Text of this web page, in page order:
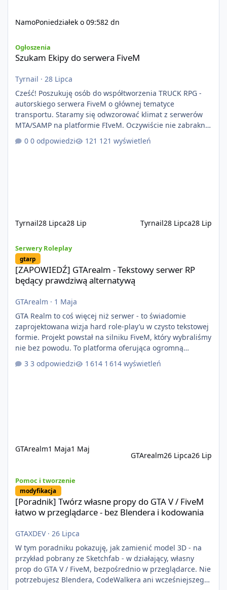
NamoPoniedziałek o 09:582 dn
Ogłoszenia
Szukam Ekipy do serwera FiveM
Tyrnail · 28 Lipca
Cześć! Poszukuję osób do współtworzenia TRUCK RPG -
autorskiego serwera FiveM o głównej tematyce
transportu. Staramy się odwzorować klimat z serwerów
MTA/SAMP na platformie FIveM. Oczywiście nie zabraknie
kontentu dla graczy którzy chcą robić coś innego niż
jeździć ciężarówką. Projekt tworzony jest od podstaw z
0 odpowiedzi 121 wyświetleń
Tyrnail28 Lipca28 Lip Tyrnail28 Lipca28 Lip
Serwery Roleplay
gtarp
[ZAPOWIEDŹ] GTArealm - Tekstowy serwer RP
będący prawdziwą alternatywą
GTArealm · 1 Maja
GTA Realm to coś więcej niż serwer - to świadomie
zaprojektowana wizja hard role-play’u w czysto tekstowej
formie. Projekt powstał na silniku FiveM, który wybraliśmy
nie bez powodu. To platforma oferująca ogromną
elastyczność i znacznie szybszy rozwój systemów niż w
przypadku innych rozwiązań. Usprawniona
3 odpowiedzi 1 614 wyświetleń
GTArealm1 Maja1 Maj
GTArealm26 Lipca26 Lip
Pomoc i tworzenie
modyfikacja
[Poradnik] Twórz własne propy do GTA V / FiveM
łatwo w przeglądarce - bez Blendera i kodowania
GTAXDEV· 26 Lipca
W tym poradniku pokazuję, jak zamienić model 3D - na
przykład pobrany ze Sketchfab - w działający, własny
prop do GTA V / FiveM, bezpośrednio w przeglądarce. Nie
potrzebujesz Blendera, CodeWalkera ani wcześniejszego